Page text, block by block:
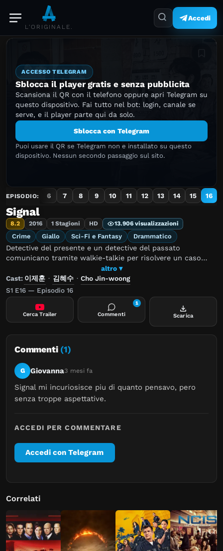
L'ORIGINALE.
Accedi
ACCESSO TELEGRAM
Sblocca il player gratis e senza pubblicita
Scansiona il QR con il telefono oppure apri Telegram su
questo dispositivo. Fai tutto nel bot: login, canale se
serve, e il player parte qui da solo.
Sblocca con Telegram
Puoi usare il QR se Telegram non e installato su questo
dispositivo. Nessun secondo passaggio sul sito.
EPISODIO:
4 5 6 7 8 9 10 11 12 13 14 15 16
Signal
8.2 2016 1 Stagioni HD 13.906 visualizzazioni
Crime Giallo Sci-Fi e Fantasy Drammatico
Detective del presente e un detective del passato
comunicano tramite walkie-talkie per risolvere un caso
altro ▾
Cast: 이제훈 · 김혜수 · Cho Jin-woong
S1 E16 — Episodio 16
Cerca Trailer Commenti
1
Scarica
Commenti (1)
G Giovanna3 mesi fa
Signal mi incuriosisce piu di quanto pensavo, pero
senza troppe aspettative.
ACCEDI PER COMMENTARE
Accedi con Telegram
Correlati